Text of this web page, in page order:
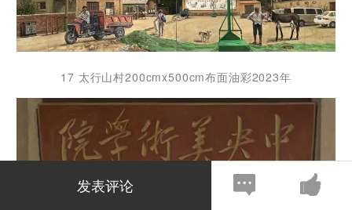
17 太行山村200cmx500cm布面油彩2023年
发表评论